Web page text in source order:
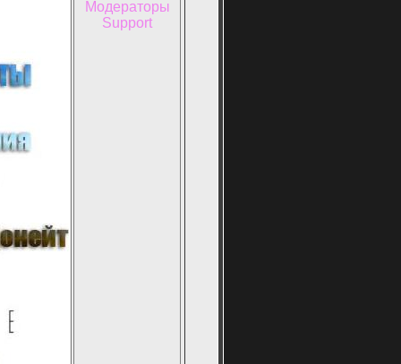
Модераторы
Support